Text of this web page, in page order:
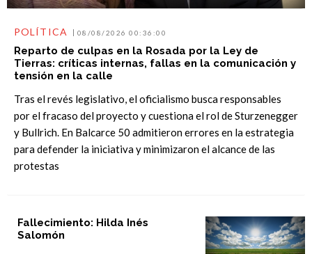
POLÍTICA 08/08/2026 00:36:00
Reparto de culpas en la Rosada por la Ley de
Tierras: críticas internas, fallas en la comunicación y
tensión en la calle
Tras el revés legislativo, el oficialismo busca responsables
por el fracaso del proyecto y cuestiona el rol de Sturzenegger
y Bullrich. En Balcarce 50 admitieron errores en la estrategia
para defender la iniciativa y minimizaron el alcance de las
protestas
Fallecimiento: Hilda Inés
Salomón